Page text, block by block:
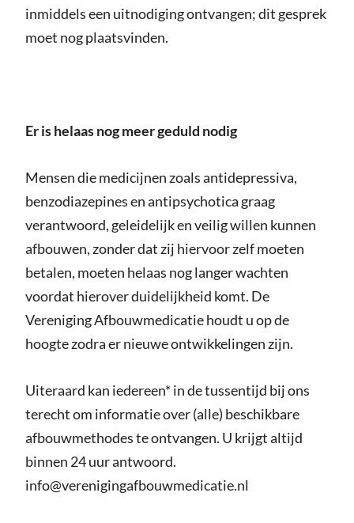
inmiddels een uitnodiging ontvangen; dit gesprek
moet nog plaatsvinden.
Er is helaas nog meer geduld nodig
Mensen die medicijnen zoals antidepressiva,
benzodiazepines en antipsychotica graag
verantwoord, geleidelijk en veilig willen kunnen
afbouwen, zonder dat zij hiervoor zelf moeten
betalen, moeten helaas nog langer wachten
voordat hierover duidelijkheid komt. De
Vereniging Afbouwmedicatie houdt u op de
hoogte zodra er nieuwe ontwikkelingen zijn.
Uiteraard kan iedereen* in de tussentijd bij ons
terecht om informatie over (alle) beschikbare
afbouwmethodes te ontvangen. U krijgt altijd
binnen 24 uur antwoord.
info@verenigingafbouwmedicatie.nl